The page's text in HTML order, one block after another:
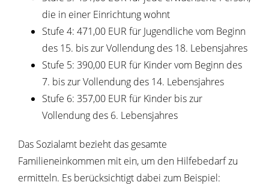
die in einer Einrichtung wohnt
Stufe 4: 471,00 EUR für Jugendliche vom Beginn
des 15. bis zur Vollendung des 18. Lebensjahres
Stufe 5: 390,00 EUR für Kinder vom Beginn des
7. bis zur Vollendung des 14. Lebensjahres
Stufe 6: 357,00 EUR für Kinder bis zur
Vollendung des 6. Lebensjahres
Das Sozialamt bezieht das gesamte
Familieneinkommen mit ein, um den Hilfebedarf zu
ermitteln. Es berücksichtigt dabei zum Beispiel: